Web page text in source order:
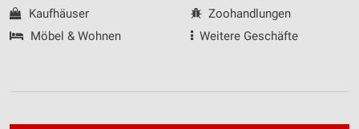
Kaufhäuser
Möbel & Wohnen
Zoohandlungen
Weitere Geschäfte